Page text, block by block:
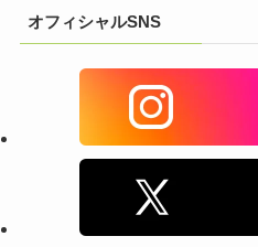
オフィシャルSNS